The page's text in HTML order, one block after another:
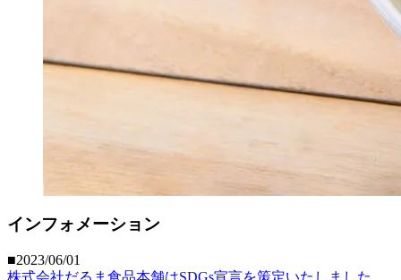
インフォメーション
■2023/06/01